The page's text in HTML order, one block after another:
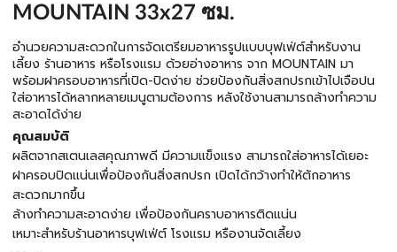
MOUNTAIN 33x27 ซม.
อำนวยความสะดวกในการจัดเตรียมอาหารรูปแบบบุฟเฟ่ต์สำหรับงาน
เลี้ยง ร้านอาหาร หรือโรงแรม ด้วยอ่างอาหาร จาก MOUNTAIN มา
พร้อมฝาครอบอาหารที่เปิด-ปิดง่าย ช่วยป้องกันสิ่งสกปรกเข้าไปเจือปน
ใส่อาหารได้หลากหลายเมนูตามต้องการ หลังใช้งานสามารถล้างทำความ
สะอาดได้ง่าย
คุณสมบัติ
ผลิตจากสเตนเลสคุณภาพดี มีความแข็งแรง สามารถใส่อาหารได้เยอะ
ฝาครอบปิดแน่นเพื่อป้องกันสิ่งสกปรก เปิดได้กว้างทำให้ตักอาหาร
สะดวกมากขึ้น
ล้างทำความสะอาดง่าย เพื่อป้องกันคราบอาหารติดแน่น
เหมาะสำหรับร้านอาหารบุฟเฟ่ต์ โรงแรม หรืองานจัดเลี้ยง